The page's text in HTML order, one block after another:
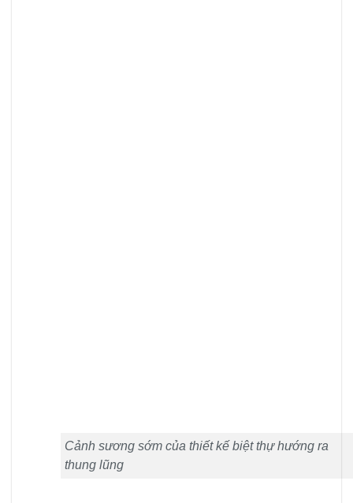
Cảnh sương sớm của thiết kế biệt thự hướng ra
thung lũng